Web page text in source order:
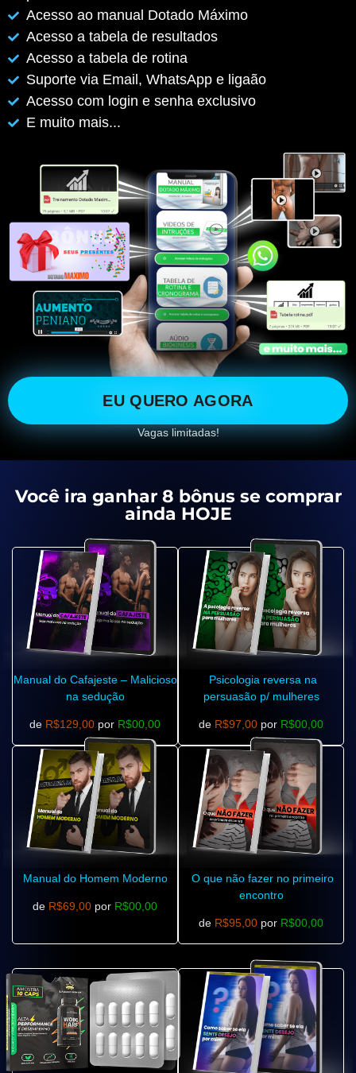
Acesso ao manual Dotado Máximo
Acesso a tabela de resultados
Acesso a tabela de rotina
Suporte via Email, WhatsApp e ligaão
Acesso com login e senha exclusivo
E muito mais...
EU QUERO AGORA
Vagas limitadas!
Você ira ganhar 8 bônus se comprar
ainda HOJE
Manual do Cafajeste – Malicioso
na sedução
de R$129,00 por R$00,00
Psicologia reversa na
persuasão p/ mulheres
de R$97,00 por R$00,00
Manual do Homem Moderno
de R$69,00 por R$00,00
O que não fazer no primeiro
encontro
de R$95,00 por R$00,00